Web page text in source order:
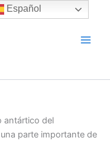
antártico del
parte importante de
Español